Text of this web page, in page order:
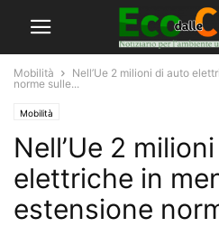
Mobilità
Nell’Ue 2 milioni di auto
norme sulle...
Mobilità
Nell’Ue 2
elettriche in
estensione